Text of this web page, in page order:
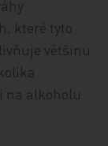
které tyto
většinu
na alkoholu